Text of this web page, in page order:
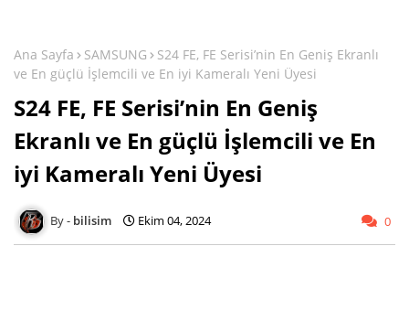
Ana Sayfa SAMSUNG
S24 FE, FE Serisi’nin En Geniş Ekranlı
ve En güçlü İşlemcili ve En iyi Kameralı Yeni Üyesi
S24 FE, FE Serisi’nin En Geniş
Ekranlı ve En güçlü İşlemcili ve En
iyi Kameralı Yeni Üyesi
bilisim Ekim 04, 2024 0